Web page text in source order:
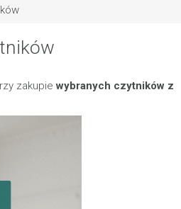
zakupiewybranych czytników z